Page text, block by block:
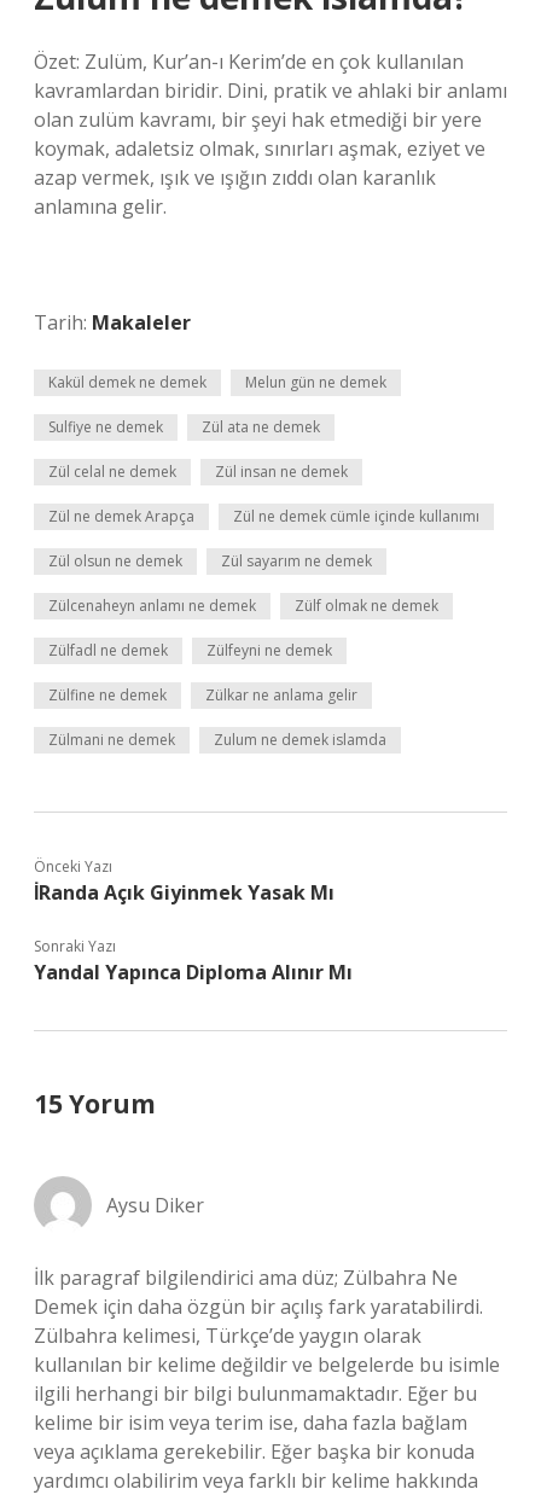
Özet: Zulüm, Kur’an-ı Kerim’de en çok kullanılan
kavramlardan biridir. Dini, pratik ve ahlaki bir anlamı
olan zulüm kavramı, bir şeyi hak etmediği bir yere
koymak, adaletsiz olmak, sınırları aşmak, eziyet ve
azap vermek, ışık ve ışığın zıddı olan karanlık
anlamına gelir.
Tarih: Makaleler
Kakül demek ne demek Melun gün ne demek
Sulfiye ne demek Zül ata ne demek
Zül celal ne demek Zül insan ne demek
Zül ne demek Arapça Zül ne demek cümle içinde kullanımı
Zül olsun ne demek Zül sayarım ne demek
Zülcenaheyn anlamı ne demek Zülf olmak ne demek
Zülfadl ne demek Zülfeyni ne demek
Zülfine ne demek Zülkar ne anlama gelir
Zülmani ne demek Zulum ne demek islamda
Önceki Yazı
İRanda Açık Giyinmek Yasak Mı
Sonraki Yazı
Yandal Yapınca Diploma Alınır Mı
15 Yorum
Aysu Diker
İlk paragraf bilgilendirici ama düz; Zülbahra Ne
Demek için daha özgün bir açılış fark yaratabilirdi.
Zülbahra kelimesi, Türkçe’de yaygın olarak
kullanılan bir kelime değildir ve belgelerde bu isimle
ilgili herhangi bir bilgi bulunmamaktadır. Eğer bu
kelime bir isim veya terim ise, daha fazla bağlam
veya açıklama gerekebilir. Eğer başka bir konuda
yardımcı olabilirim veya farklı bir kelime hakkında